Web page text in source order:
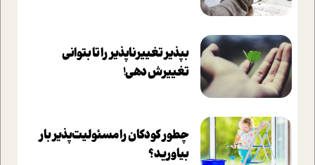
بپذير تغييرناپذير را تا بتواني
تغييرش دهي!‏
چطور کودکان را مسئولیت‌پذیر بار
بیاورید؟